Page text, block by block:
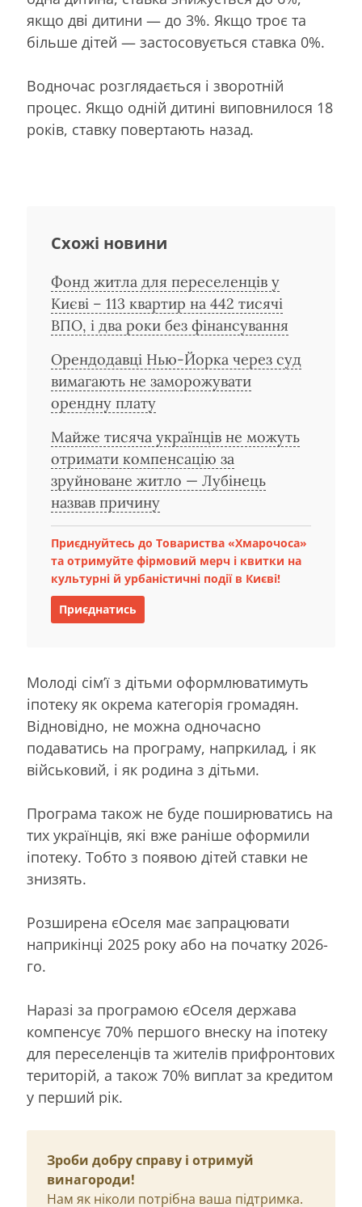
якщо дві дитини — до 3%. Якщо троє та
більше дітей — застосовується ставка 0%.
Водночас розглядається і зворотній
процес. Якщо одній дитині виповнилося 18
років, ставку повертають назад.
Схожі новини
Фонд житла для переселенців у
Києві – 113 квартир на 442 тисячі
ВПО, і два роки без фінансування
Орендодавці Нью-Йорка через суд
вимагають не заморожувати
орендну плату
Майже тисяча українців не можуть
отримати компенсацію за
зруйноване житло — Лубінець
назвав причину
Приєднуйтесь до Товариства «Хмарочоса»
та отримуйте фірмовий мерч і квитки на
культурні й урбаністичні події в Києві!
Приєднатись
Молоді сім’ї з дітьми оформлюватимуть
іпотеку як окрема категорія громадян.
Відновідно, не можна одночасно
подаватись на програму, напркилад, і як
військовий, і як родина з дітьми.
Програма також не буде поширюватись на
тих українців, які вже раніше оформили
іпотеку. Тобто з появою дітей ставки не
знизять.
Розширена єОселя має запрацювати
наприкінці 2025 року або на початку 2026-
го.
Наразі за програмою єОселя держава
компенсує 70% першого внеску на іпотеку
для переселенців та жителів прифронтових
територій, а також 70% виплат за кредитом
у перший рік.
Зроби добру справу і отримуй
винагороди!
Нам як ніколи потрібна ваша підтримка.